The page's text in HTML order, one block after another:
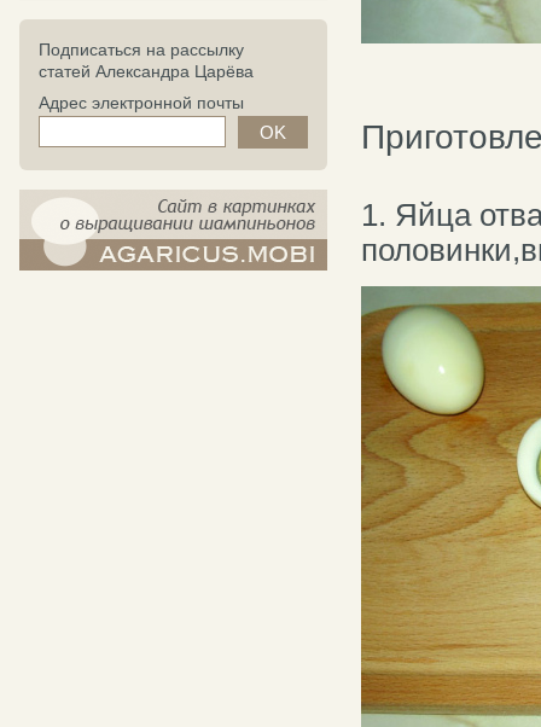
Подписаться на рассылку
статей Александра Царёва
Адрес электронной почты
1. Яйца